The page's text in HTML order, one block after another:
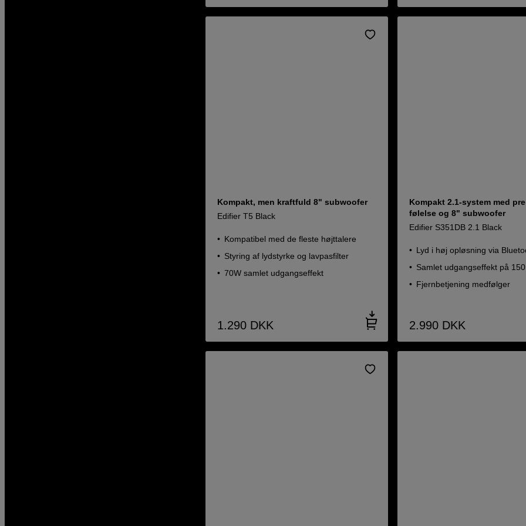
Kompakt, men kraftfuld 8" subwoofer
Edifier T5 Black
Kompatibel med de fleste højttalere
Styring af lydstyrke og lavpasfilter
70W samlet udgangseffekt
1.290 DKK
Kompakt 2.1-system med
følelse og 8" subwoofer
Edifier S351DB 2.1 Black
Lyd i høj opløsning via
Samlet udgangseffekt på
Fjernbetjening medfølger
2.990 DKK